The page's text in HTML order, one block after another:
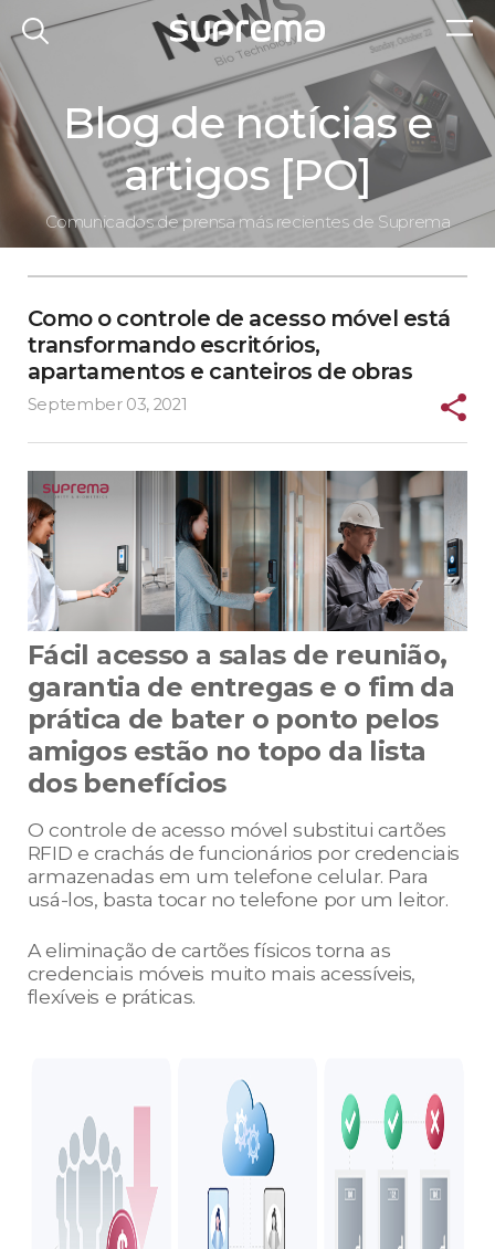
Blog de notícias e
artigos [PO]
Comunicados de prensa más recientes de Suprema
Como o controle de acesso móvel está
transformando escritórios,
apartamentos e canteiros de obras
September 03, 2021
Fácil acesso a salas de reunião,
garantia de entregas e o fim da
prática de bater o ponto pelos
amigos estão no topo da lista
dos benefícios
O controle de acesso móvel substitui cartões
RFID e crachás de funcionários por credenciais
armazenadas em um telefone celular. Para
usá-los, basta tocar no telefone por um leitor.
A eliminação de cartões físicos torna as
credenciais móveis muito mais acessíveis,
flexíveis e práticas.